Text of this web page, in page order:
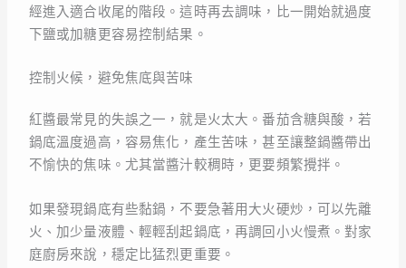
經進入適合收尾的階段。這時再去調味，比一開始就過度
下鹽或加糖更容易控制結果。
控制火候，避免焦底與苦味
紅醬最常見的失誤之一，就是火太大。番茄含糖與酸，若
鍋底溫度過高，容易焦化，產生苦味，甚至讓整鍋醬帶出
不愉快的焦味。尤其當醬汁較稠時，更要頻繁攪拌。
如果發現鍋底有些黏鍋，不要急著用大火硬炒，可以先離
火、加少量液體、輕輕刮起鍋底，再調回小火慢煮。對家
庭廚房來說，穩定比猛烈更重要。